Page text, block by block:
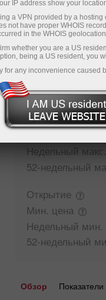
(%) 07
Купить
4342.46
Закрытие
Недельный макс.
52-недельный
Открытие
Мин. цена
Недельный мин.
52-недельный
Обзор Показатели
IP address show your
a VPN provided by a
not have proper WHOIS
in the WHOIS
whether you are a US
being a US resident, you
for any inconvenience caused